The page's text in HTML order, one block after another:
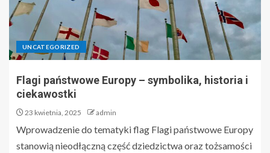
UNCATEGORIZED
Flagi państwowe Europy – symbolika, historia i
ciekawostki
23 kwietnia, 2025 admin
Wprowadzenie do tematyki flag Flagi państwowe Europy
stanowią nieodłączną część dziedzictwa oraz tożsamości